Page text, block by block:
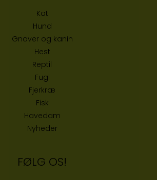
Kat
Hund
Gnaver og kanin
Hest
Reptil
Fugl
Fjerkræ
Fisk
Havedam
Nyheder
FØLG OS!